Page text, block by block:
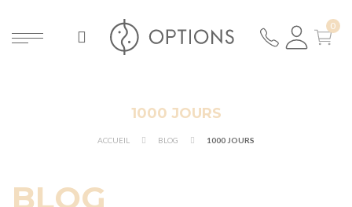
1000 JOURS
ACCUEIL BLOG 1000 JOURS
BLOG